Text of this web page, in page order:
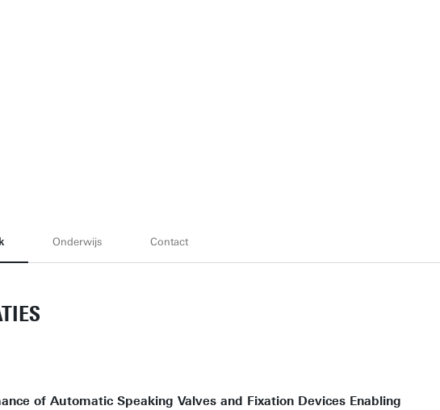
Onderwijs Contact
of Automatic Speaking Valves and Fixation Devices Enabling